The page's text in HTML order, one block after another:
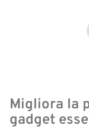
Migliora la
gadget